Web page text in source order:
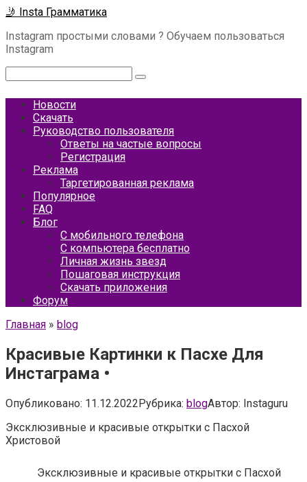
Перейти
контенту
🤳 Insta Грамматика
Instagram простыми словами ? Обучаем пользоваться
Instagram
Новости
Скачать
Руководство пользователя
Ответы на частые вопросы
Регистрация
Реклама
Таргетированная реклама
Популярное
FAQ
Блог
С мобильного телефона
С компьютера бесплатно
Личная жизнь звезд
Пошаговая инструкция
Скачать приложения
Форум
Главная » blog
Красивые Картинки к Пасхе Для
Инстаграма •
Опубликовано: 11.12.2022Рубрика: blogАвтор: Instaguru
Эксклюзивные и красивые открытки с Пасхой
Христовой
Эксклюзивные и красивые открытки с Пасхой